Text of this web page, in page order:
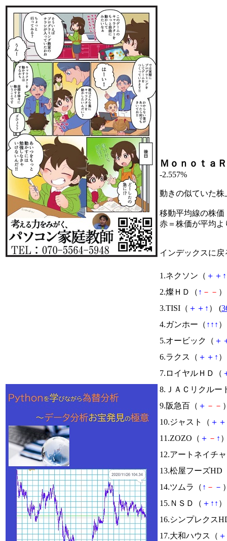
Ｍｏｎｏｔａ
-2.557%
動きの似ていた
移動平均線の株価
赤＝株価が平均
インデックスに戻
1.ネクソン（ ＋ ＋ ↑
2.燦ＨＤ（ ↑ － －
3.TISI（ ＋ ＋ ↑ ） (
4.ガンホー（ ↑ ↑ ↑
5.オービック（ ＋
6.ラクス（ ＋ ＋ ↑
7.ロイヤルＨＤ（
8.ＪＡＣリクルー
9.阪急百（ ＋ － －
10.ジャスト（ ＋ ＋
11.ZOZO（ ＋ － ↑
12.アートネイチ
13.松屋フーズHD
14.ツムラ（ ↑ － －
15.ＮＳＤ（ ＋ ↑ ↑
16.シンプレクス
17.大和ハウス（ ＋